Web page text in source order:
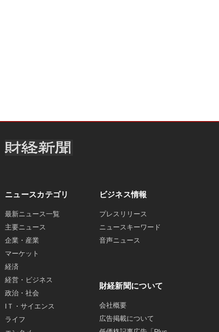
ニュースカテゴリ
最新ニュース一覧
主要ニュース
企業・産業
マーケット
経済
経営・ビジネス
政治・社会
IＴ・サイエンス
ライフ
ビジネス情報
プレスリリース
ニュースキーワード
音声ニュース
財経新聞について
会社概要
広告掲載について